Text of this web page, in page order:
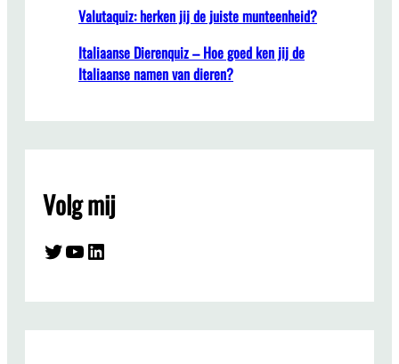
Valutaquiz: herken jij de juiste munteenheid?
Italiaanse Dierenquiz – Hoe goed ken jij de
Italiaanse namen van dieren?
Volg mij
Twitter YouTube LinkedIn